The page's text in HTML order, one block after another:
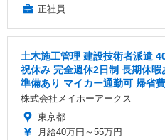
正社員
土木施工管理 建設技術者派遣
祝休み 完全週休2日制 長期休
準備あり マイカー通勤可 帰省
株式会社メイホーアークス
東京都
月給40万円～55万円